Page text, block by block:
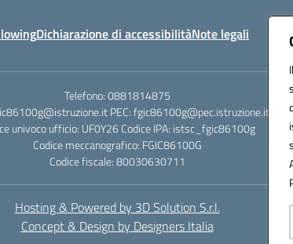
Dichiarazione di accessibilitàNote legali
Telefono: 0881814875
PEC: fgic86100g@pec.istruzione.it
univoco ufficio: UF0Y26 Codice IPA: istsc_fgic86100g
Codice meccanografico: FGIC86100G
Codice fiscale: 80030630711
Hosting & Powered by 3D Solution S.r.l.
Concept & Design by Designers Italia